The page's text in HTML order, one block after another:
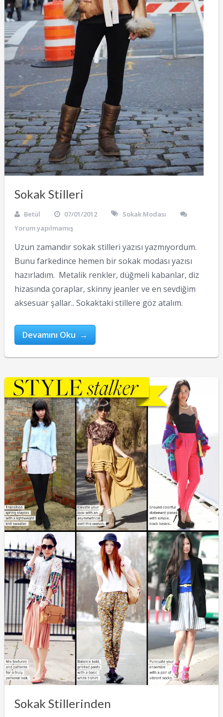
Sokak Stilleri
Betül 07/01/2012
Sokak Modası
Yorum yapılmamış
Uzun zamandır sokak stilleri yazısı yazmıyordum.
Bunu farkedince hemen bir sokak modası yazısı
hazırladım. Metalik renkler, düğmeli kabanlar, diz
hizasında çoraplar, skinny jeanler ve en sevdiğim
aksesuar şallar.. Sokaktaki stillere göz atalım.
Devamını Oku →
Sokak Stillerinden